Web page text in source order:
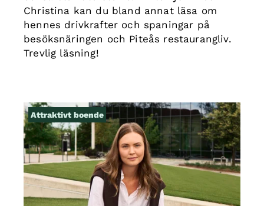
Christina kan du bland annat läsa om
hennes drivkrafter och spaningar på
besöksnäringen och Piteås restaurangliv.
Trevlig läsning!
Attraktivt boende